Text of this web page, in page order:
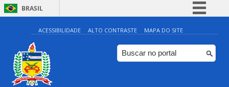
BRASIL
Simplifique!
Comunica BR
Participe
ACESSIBILIDADE ALTO CONTRASTE MAPA DO SITE